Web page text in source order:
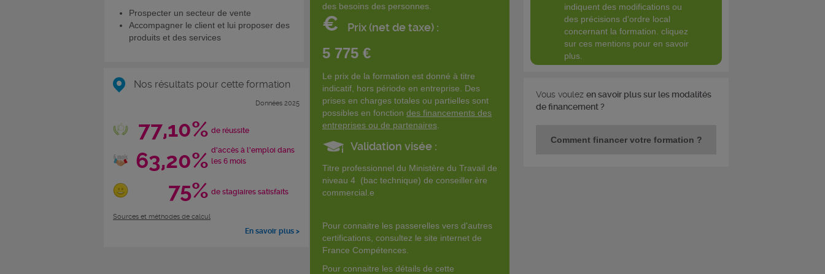
Prospecter un secteur de vente
Accompagner le client et lui proposer des
produits et des services
Nos résultats pour cette formation
Données 2025
77,10% de réussite
63,20% d'accès à l'emploi dans
les 6 mois
75% de stagiaires satisfaits
Sources et méthodes de calcul
En savoir plus >
des besoins des personnes.
€ Prix (net de taxe) :
5 775 €
Le prix de la formation est donné à titre
indicatif, hors période en entreprise. Des
prises en charges totales ou partielles sont
possibles en fonction des financements des
entreprises ou de partenaires
Validation visée :
Titre professionnel du Ministère du Travail de
niveau 4 (bac technique) de conseiller.ère
commercial.e
Pour connaitre les passerelles vers d'autres
certifications, consultez le site internet de
France Compétences.
Pour connaitre les détails de cette
indiquent des modifications ou
des précisions d'ordre local
concernant la formation. cliquez
sur ces mentions pour en savoir
plus.
Vous voulezen savoir plus sur les modalités
de financement ?
Comment financer votre formation ?